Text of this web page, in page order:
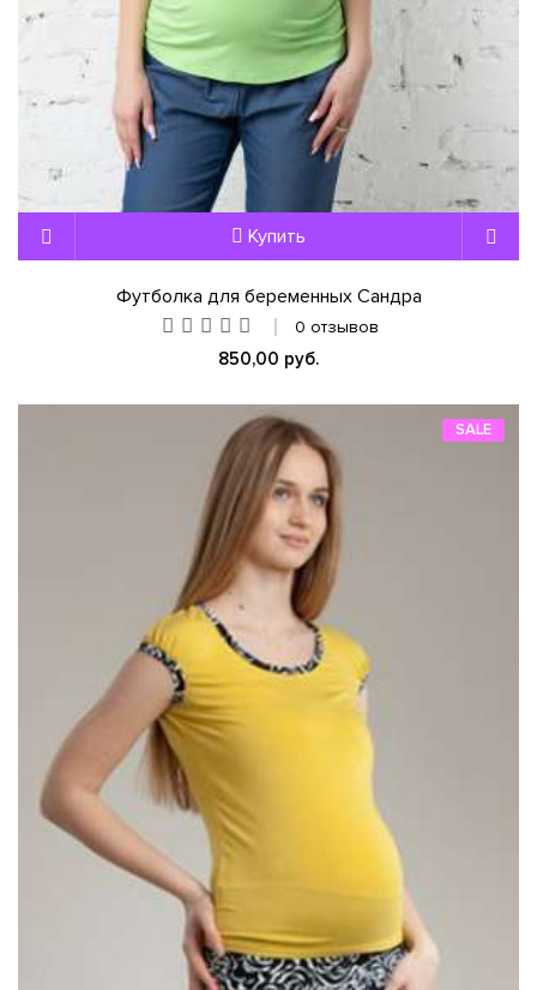
Купить
Футболка для беременных Сандра
0 отзывов
850,00 руб.
SALE